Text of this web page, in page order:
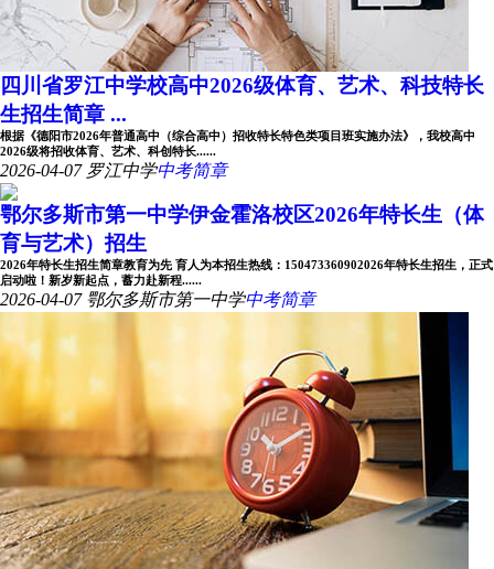
四川省罗江中学校高中2026级体育、艺术、科技特长
生招生简章 ...
根据《德阳市2026年普通高中（综合高中）招收特长特色类项目班实施办法》，我校高中
2026级将招收体育、艺术、科创特长......
2026-04-07 罗江中学中考简章
鄂尔多斯市第一中学伊金霍洛校区2026年特长生（体
育与艺术）招生
2026年特长生招生简章教育为先 育人为本招生热线：150473360902026年特长生招生，正式
启动啦！新岁新起点，蓄力赴新程......
2026-04-07 鄂尔多斯市第一中学中考简章